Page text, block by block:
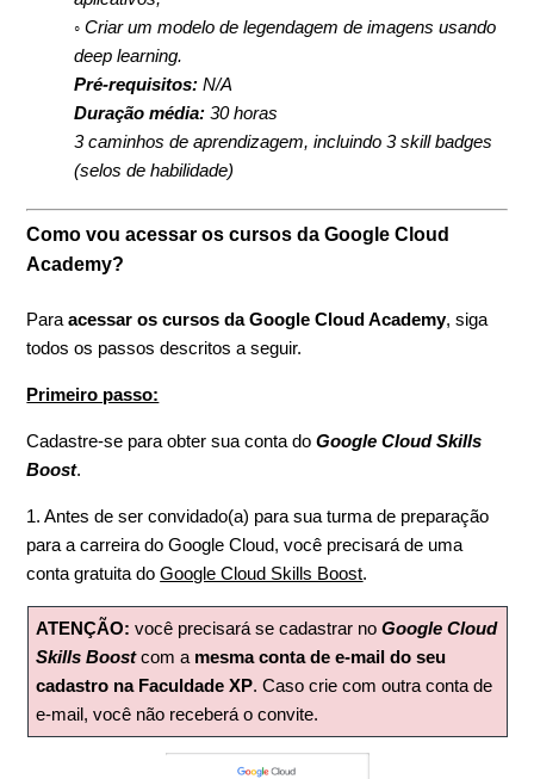
◦ Criar um modelo de legendagem de imagens usando
deep learning.
Pré-requisitos: N/A
Duração média:30 horas
3 caminhos de aprendizagem, incluindo 3 skill badges
(selos de habilidade)
Como vou acessar os cursos da Google Cloud
Academy?
Paraacessar os cursos da Google Cloud Academy, siga
todos os passos descritos a seguir.
Primeiro passo:
Cadastre-se para obter sua conta doGoogle Cloud Skills
Boost.
1. Antes de ser convidado(a) para sua turma de preparação
para a carreira do Google Cloud, você precisará de uma
conta gratuita doGoogle Cloud Skills Boost.
ATENÇÃO: você precisará se cadastrar noGoogle Cloud
Skills Boostcom a mesma conta de e-mail do seu
cadastro na Faculdade XP. Caso crie com outra conta de
e-mail, você não receberá o convite.